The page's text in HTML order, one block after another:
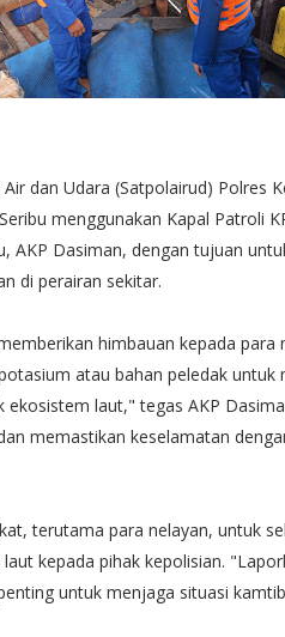
dan Udara (Satpolairud) Polres
menggunakan Kapal Patroli
AKP Dasiman, dengan tujuan
di perairan sekitar.
himbauan kepada para
atau bahan peledak untuk
laut," tegas AKP
memastikan keselamatan
terutama para nelayan, untuk
kepada pihak kepolisian.
untuk menjaga situasi